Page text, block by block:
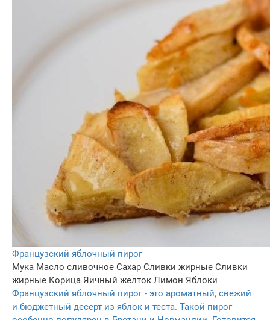
Французский яблочный пирог
Мука Масло сливочное Сахар Сливки жирные Сливки
жирные Корица Яичный желток Лимон Яблоки
Французский яблочный пирог - это ароматный, свежий
и бюджетный десерт из яблок и теста. Такой пирог